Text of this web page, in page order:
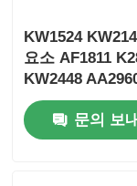
KW1524
요소 AF1811
KW2448
AA90139
문의 보